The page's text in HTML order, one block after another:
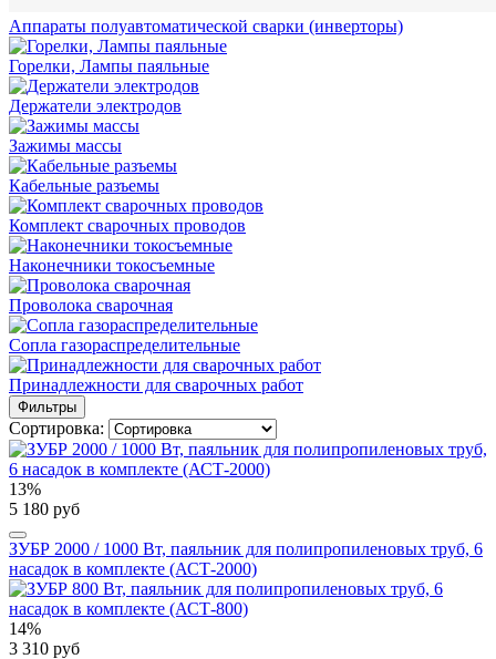
Аппараты полуавтоматической сварки (инверторы)
Горелки, Лампы паяльные
Держатели электродов
Зажимы массы
Кабельные разъемы
Комплект сварочных проводов
Наконечники токосъемные
Проволока сварочная
Сопла газораспределительные
Принадлежности для сварочных работ
Фильтры
Сортировка:
13%
5 180 руб
ЗУБР 2000 / 1000 Вт, паяльник для полипропиленовых труб, 6
насадок в комплекте (АСТ-2000)
14%
3 310 руб